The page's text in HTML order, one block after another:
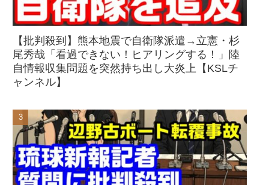
【批判殺到】熊本地震で自衛隊派遣→立憲・杉
尾秀哉「看過できない！ヒアリングする！」陸
自情報収集問題を突然持ち出し大炎上【KSLチ
ャンネル】